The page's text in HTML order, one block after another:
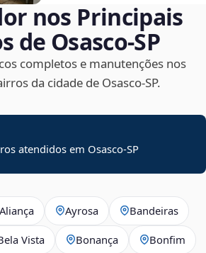
nos Principais
de Osasco‑SP
completos e manutenções nos
da cidade de Osasco‑SP.
atendidos em Osasco-SP
Aliança Ayrosa Bandeiras
Vista Bonança Bonfim